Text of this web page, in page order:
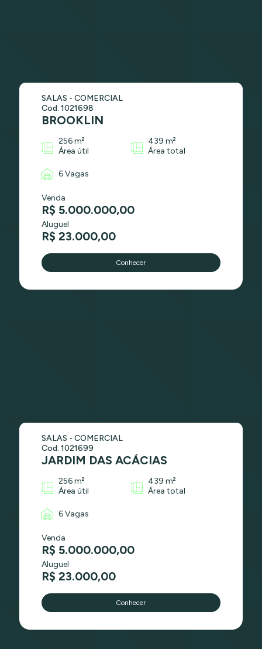
SALAS - COMERCIAL
Cod: 1021698
BROOKLIN
256 m²
Área útil
439 m²
Área total
6 Vagas
Venda
R$ 5.000.000,00
Aluguel
R$ 23.000,00
Conhecer
SALAS - COMERCIAL
Cod: 1021699
JARDIM DAS ACÁCIAS
256 m²
Área útil
439 m²
Área total
6 Vagas
Venda
R$ 5.000.000,00
Aluguel
R$ 23.000,00
Conhecer